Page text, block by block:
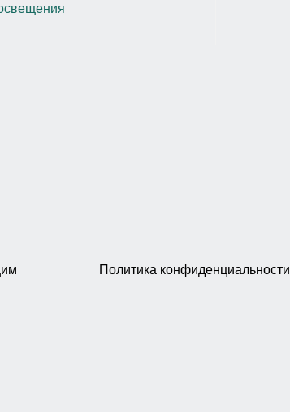
Политика конфиденциальности